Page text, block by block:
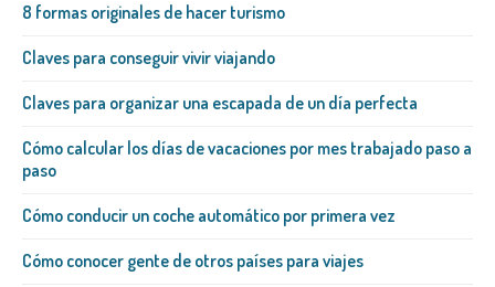
8 formas originales de hacer turismo
Claves para conseguir vivir viajando
Claves para organizar una escapada de un día perfecta
Cómo calcular los días de vacaciones por mes trabajado paso a
paso
Cómo conducir un coche automático por primera vez
Cómo conocer gente de otros países para viajes